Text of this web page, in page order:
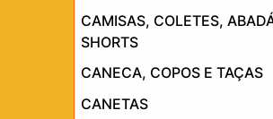
CAMISAS, COLETES,
SHORTS
CANECA, COPOS E TAÇAS
CANETAS